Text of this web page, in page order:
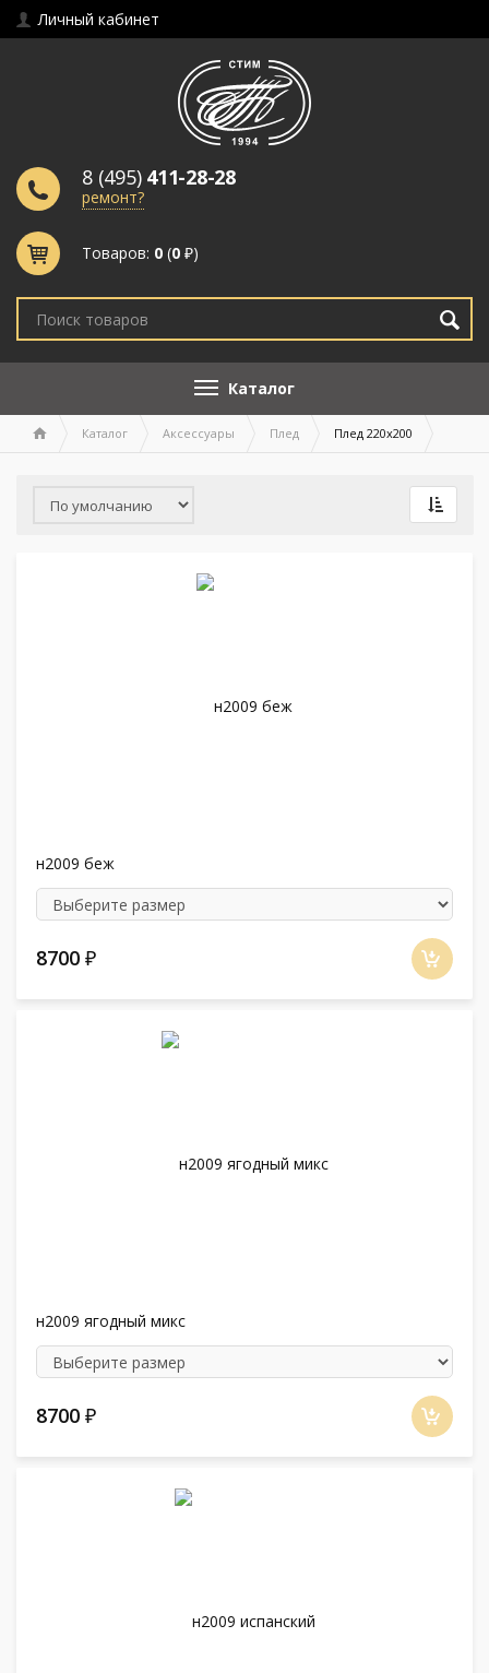
Личный кабинет
8 (495) 411-28-28
ремонт?
Товаров: 0 (0 ₽)
Каталог
Каталог Аксессуары Плед Плед 220х200
н2009 беж
8700 ₽
н2009 ягодный микс
8700 ₽